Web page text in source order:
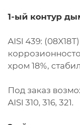
1-ый контур
AISI 439:
хром 18%,
Под заказ
AISI 310, 316, 321.